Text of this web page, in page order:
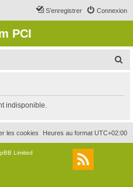
Connexion
S’enregistrer
PCI
r
c
indisponible.
Heures au format UTC+02:00
les cookies
Limited